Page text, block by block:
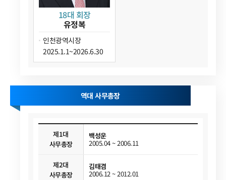
18대 회장
유정복
인천광역시장
2025.1.1~2026.6.30
역대 사무총장
제1대
사무총장
백성운
2005.04 ~ 2006.11
제2대
사무총장
김태겸
2006.12 ~ 2012.01